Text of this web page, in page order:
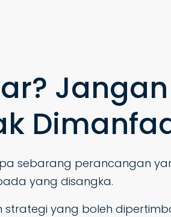
sebarang perancangan
yang disangka.
yang boleh